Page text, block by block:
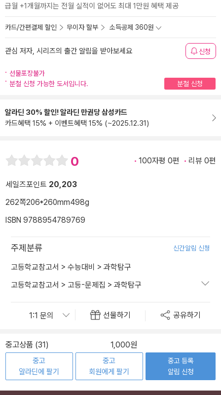
급월 +1개월까지는 전월 실적이 없어도 최대 1만원 혜택 제공
카드/간편결제 할인 무이자 할부 소득공제 360원
관심 저자, 시리즈의 출간 알림을 받아보세요 신청
선물포장불가
분철 신청 가능한 도서입니다.
분철 신청
알라딘 30% 할인! 알라딘 만권당 삼성카드
카드혜택 15% + 이벤트혜택 15% (~2025.12.31)
0 100자평 0편 리뷰 0편
세일즈포인트 20,203
262쪽206*260mm498g
ISBN 9788954789769
주제분류 신간알림 신청
고등학교참고서 > 수능대비 > 과학탐구
고등학교참고서 > 고등-문제집 > 과학탐구
선물하기 공유하기
중고상품 (31) 1,000원
중고
알라딘에 팔기
중고
회원에게 팔기
중고 등록
알림 신청